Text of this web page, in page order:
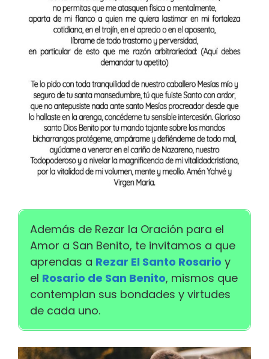
Además de Rezar la Oración para el
Amor a San Benito, te invitamos a que
aprendas a Rezar El Santo Rosario y
el Rosario de San Benito, mismos que
contemplan sus bondades y virtudes
de cada uno.